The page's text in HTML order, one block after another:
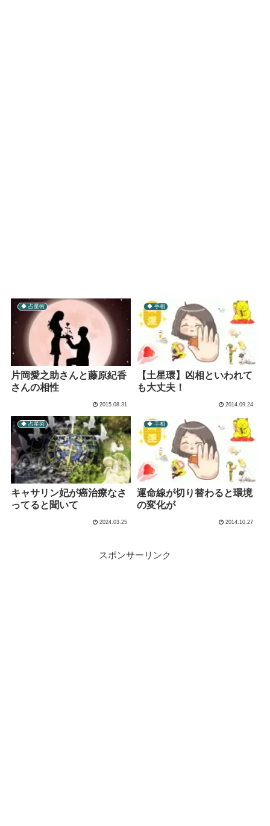
◆ 占星術
片岡愛之助さんと藤原紀香
さんの相性
2015.08.31
◆ 手相
【土星環】凶相といわれて
も大丈夫！
2014.09.24
◆ 占星術
キャサリン妃が癌治療なさ
ってると聞いて
2024.03.25
◆ 手相
運命線が切り替わると環境
の変化が
2014.10.27
スポンサーリンク